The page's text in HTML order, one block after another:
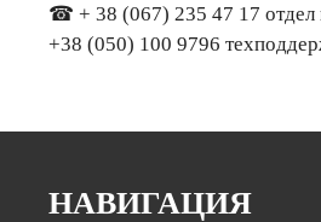
☎ + 38 (067) 235 47 17 отдел
+38 (050) 100 9796
НАВИГАЦИЯ